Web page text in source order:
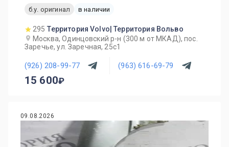
б.у. оригинал
в наличии
295 Территория Volvo| Территория Вольво
Москва, Одинцовский р-н (300 м от МКАД), пос.
Заречье, ул. Заречная, 25с1
(926) 208-99-77 (963) 616-69-79
15 600
09.08.2026